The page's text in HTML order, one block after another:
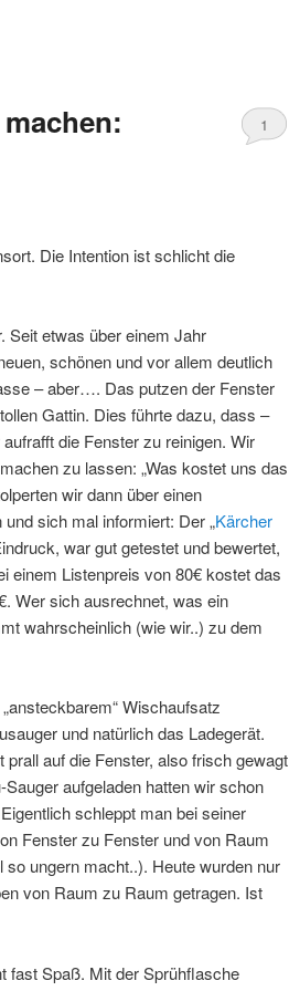
1
Die Intention ist schlicht die
Seit etwas über einem Jahr
schönen und vor allem deutlich
– aber…. Das putzen der Fenster
Gattin. Dies führte dazu, dass –
die Fenster zu reinigen. Wir
zu lassen: „Was kostet uns das
wir dann über einen
sich mal informiert: Der „Kärcher
war gut getestet und bewertet,
einem Listenpreis von 80€ kostet das
Wer sich ausrechnet, was ein
wahrscheinlich (wie wir..) zu dem
Wischaufsatz
und natürlich das Ladegerät.
auf die Fenster, also frisch gewagt
aufgeladen hatten wir schon
schleppt man bei seiner
Fenster zu Fenster und von Raum
ungern macht..). Heute wurden nur
von Raum zu Raum getragen. Ist
fast Spaß. Mit der Sprühflasche